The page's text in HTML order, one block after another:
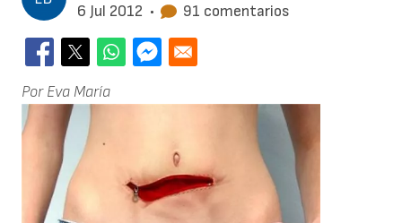
6 Jul 2012 • 91 comentarios
Por Eva María